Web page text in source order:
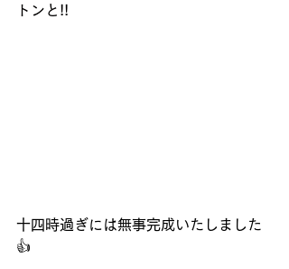
トンと!!
十四時過ぎには無事完成いたしました
👍